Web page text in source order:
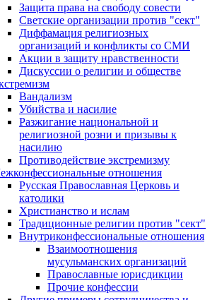
Защита права на свободу совести
Светские организации против "сект"
Диффамация религиозных
организаций и конфликты со СМИ
Акции в защиту нравственности
Дискуссии о религии и обществе
Вандализм
Убийства и насилие
Разжигание национальной и
религиозной розни и призывы к
насилию
Противодействие экстремизму
отношения
Русская Православная Церковь и
католики
Христианство и ислам
Традиционные религии против "сект"
Внутриконфессиональные отношения
Взаимоотношения
мусульманских организаций
Православные юрисдикции
Прочие конфессии